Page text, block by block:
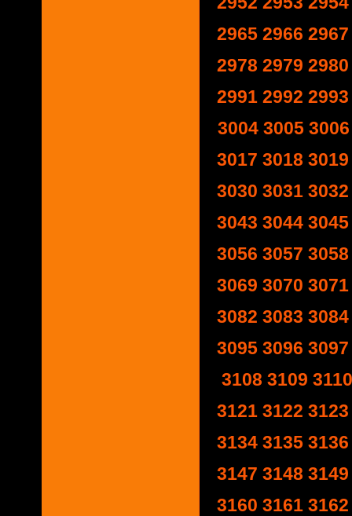
2965 2966 2967
2978 2979 2980
2991 2992 2993
3004 3005 3006
3017 3018 3019
3030 3031 3032
3043 3044 3045
3056 3057 3058
3069 3070 3071
3082 3083 3084
3095 3096 3097
3108 3109 3110
3121 3122 3123
3134 3135 3136
3147 3148 3149
3160 3161 3162